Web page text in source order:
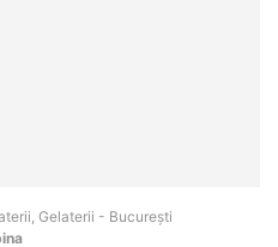
Gelaterii - Bucureşti